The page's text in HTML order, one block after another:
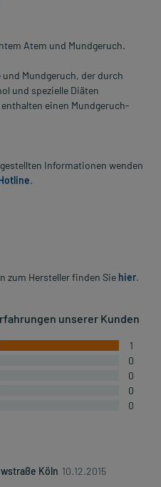
Atem und Mundgeruch.
Mundgeruch, der durch
und spezielle Diäten
einen Mundgeruch-
Informationen wenden
.
zum Hersteller finden Sie hier.
unserer Kunden
1
0
0
0
0
Köln 10.12.2015